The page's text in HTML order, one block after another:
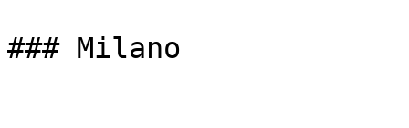
### Milano